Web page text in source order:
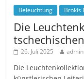
Beleuchtung Brokis
Die
26. Juli 2025 admin
Die